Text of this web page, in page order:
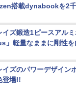
搭載dynabookを2
イズ鍛造1ピースアル
」軽量なままに剛性を
イズのパワーデザイン
登場!!